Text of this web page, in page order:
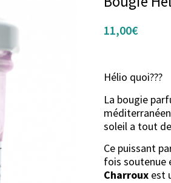
11,00€
Hélio quoi???
La bougie
soleil a tout
Ce puissant
fois soutenue
Charroux est